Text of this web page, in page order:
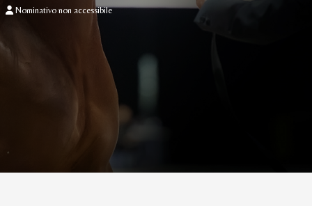
Nominativo non accessibile